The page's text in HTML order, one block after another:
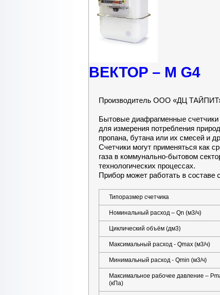
ВЕКТОР – М G4
Производитель ООО «ДЦ
Бытовые диафрагменные
для измерения потребления
пропана, бутана или их смесей и
Счетчики могут применяться как
газа в коммунально-бытовом
технологических процессах.
Прибор может работать в
Типоразмер счетчика
Номинальный расход – Qn (м3/ч)
Циклический объём (дм3)
Максимальный расход - Qmax (м3/ч)
Минимальный расход - Qmin (м3/ч)
Максимальное рабочее давление –
(кПа)